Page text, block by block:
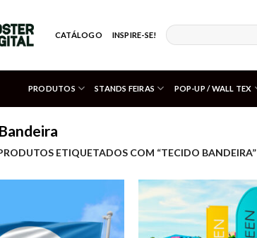
CATÁLOGO INSPIRE-SE!
PRODUTOS STANDS FEIRAS POP-UP / WALL TEX
ETIQUETADOS COM “TECIDO BANDEIRA”
Adicionar
aos meus
desejos